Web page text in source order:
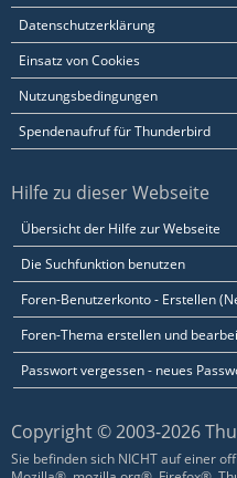
Datenschutzerklärung
Einsatz von Cookies
Nutzungsbedingungen
Spendenaufruf für Thunderbird
Hilfe zu dieser Webseite
Übersicht der Hilfe zur Webseite
Die Suchfunktion benutzen
Foren-Benutzerkonto - Erstellen
Foren-Thema erstellen und
Passwort vergessen - neues
Copyright © 2003-2026
Sie befinden sich NICHT auf einer